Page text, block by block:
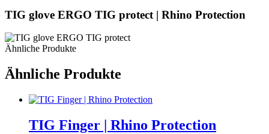
TIG glove ERGO TIG protect | Rhino Protection
Ähnliche Produkte
Ähnliche Produkte
TIG Finger | Rhino Protection